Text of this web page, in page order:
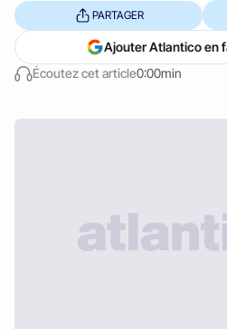
Écoutez cet article0:00min
PARTAGER
Ajouter Atlantico en